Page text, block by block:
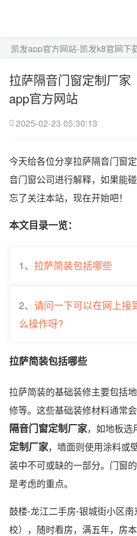
凯发app官方网站-凯发k8官网下
拉萨隔音门窗定制厂
app官方网站
2025-02-23 05:30:13
今天给各位分享拉萨隔音门窗
音门窗公司进行解释，如果能
忘了关注本站，现在开始吧！
本文目录一览：
1、 拉萨简装包括哪些
2、 请问一下可以在网上接
么操作呀?
拉萨简装包括哪些
拉萨简装的基础装修主要包括
修等。这些基础装修材料通常
隔音门窗定制厂家，如地板选
定制厂家，墙面则使用涂料或
装中不可或缺的一部分。门窗
是考虑的重点。
鼓楼-龙江二手房-银城街小区
校），随时看房，满五年，房